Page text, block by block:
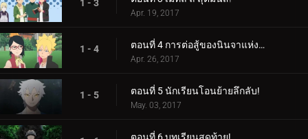
1 - 3
Apr. 19, 2017
1 - 4 ตอนที่ 4 การต่อสู้ของนินจาแห่งเพศ!
Apr. 26, 2017
1 - 5 ตอนที่ 5 นักเรียนโอนย้ายลึกลับ!
May. 03, 2017